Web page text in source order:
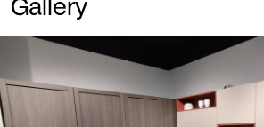
Gallery